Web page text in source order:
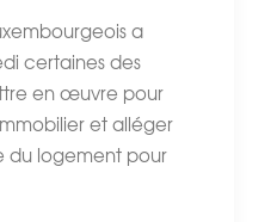
a
certaines des
en œuvre pour
et alléger
du logement pour